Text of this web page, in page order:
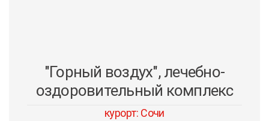
"Горный воздух", лечебно-
оздоровительный комплекс
курорт: Сочи